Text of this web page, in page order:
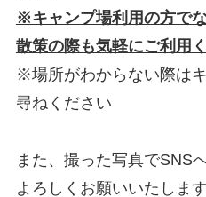
※キャンプ場利用の方で
散策の際も気軽にご利用
※場所がわからない際は
尋ねください
また、撮った写真でSNS
よろしくお願いいたします